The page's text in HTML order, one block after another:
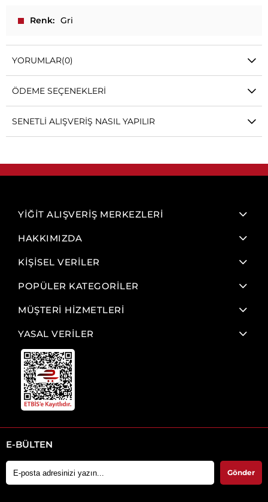
Renk Gri
YORUMLAR(0)
ÖDEME SEÇENEKLERI
SENETLI ALIŞVERIŞ NASIL YAPILIR
YİĞİT ALIŞVERİŞ MERKEZLERİ
HAKKIMIZDA
KİŞİSEL VERİLER
POPÜLER KATEGORİLER
MÜŞTERİ HİZMETLERİ
YASAL VERİLER
E-BÜLTEN
Gönder